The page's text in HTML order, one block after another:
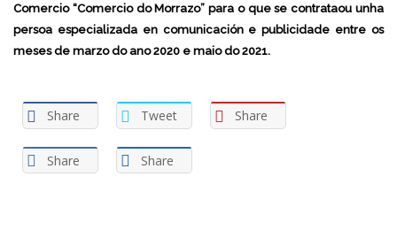
Comercio “Comercio do Morrazo” para o que se contrataou unha
persoa especializada en comunicación e publicidade entre os
meses de marzo do ano 2020 e maio do 2021.
Share Tweet Share
Share Share